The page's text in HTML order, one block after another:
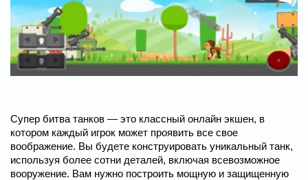
Супер битва танков — это классный онлайн экшен, в
котором каждый игрок может проявить все свое
воображение. Вы будете конструировать уникальный танк,
используя более сотни деталей, включая всевозможное
вооружение. Вам нужно построить мощную и защищенную